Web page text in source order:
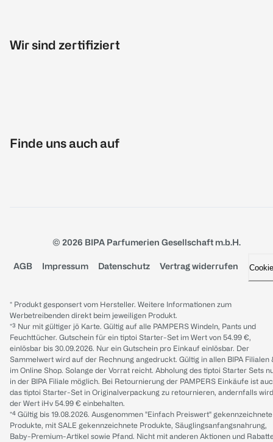
Wir sind zertifiziert
Finde uns auch auf
© 2026 BIPA Parfumerien Gesellschaft m.b.H.
AGB Impressum Datenschutz Vertrag widerrufen
* Produkt gesponsert vom Hersteller. Weitere Informationen zum
Werbetreibenden direkt beim jeweiligen Produkt.
*³ Nur mit gültiger jö Karte. Gültig auf alle PAMPERS Windeln, Pants und
Feuchttücher. Gutschein für ein tiptoi Starter-Set im Wert von 54.99 €,
einlösbar bis 30.09.2026. Nur ein Gutschein pro Einkauf einlösbar. Der
Sammelwert wird auf der Rechnung angedruckt. Gültig in allen BIPA Filialen
im Online Shop. Solange der Vorrat reicht. Abholung des tiptoi Starter Sets
in der BIPA Filiale möglich. Bei Retournierung der PAMPERS Einkäufe ist
das tiptoi Starter-Set in Originalverpackung zu retournieren, andernfalls wird
der Wert iHv 54.99 € einbehalten.
*⁴ Gültig bis 19.08.2026. Ausgenommen "Einfach Preiswert" gekennzeichnete
Produkte, mit SALE gekennzeichnete Produkte, Säuglingsanfangsnahrung,
Baby-Premium-Artikel sowie Pfand. Nicht mit anderen Aktionen und